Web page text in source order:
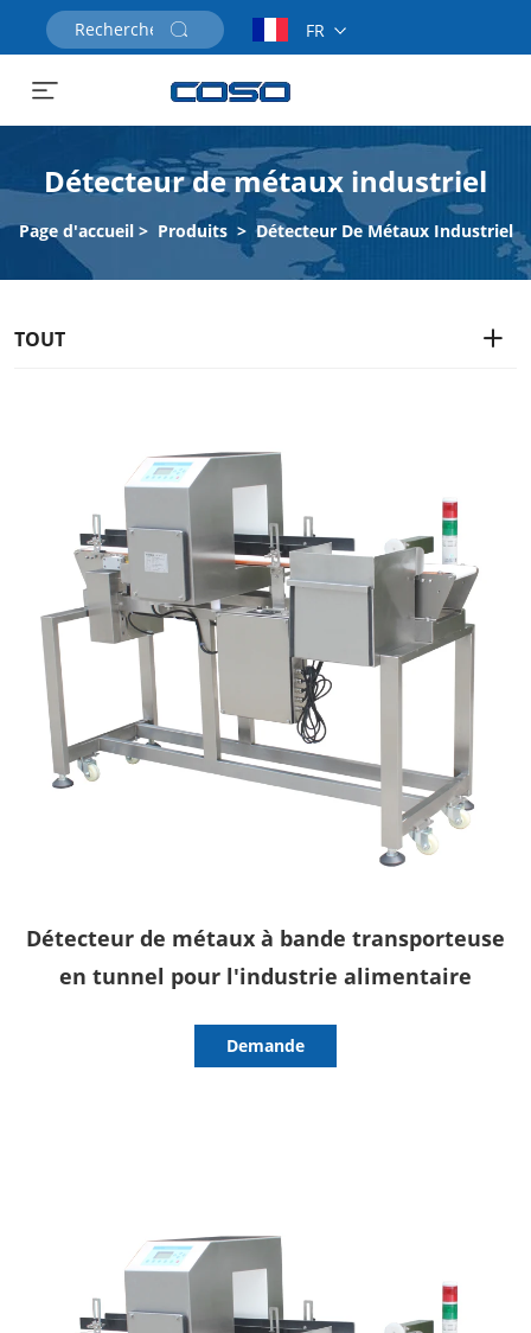
FR
Demander un devis
Détecteur de métaux industriel
Page d'accueil> Produits>Détecteur De Métaux Industriel
TOUT
Détecteur de métaux à bande transporteuse
en tunnel pour l'industrie alimentaire
Demande